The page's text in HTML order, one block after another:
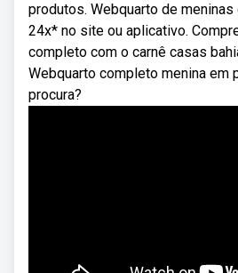
produtos. Webquarto de
24x* no site ou aplicativo.
completo com o carnê casas
Webquarto completo menina em
procura?